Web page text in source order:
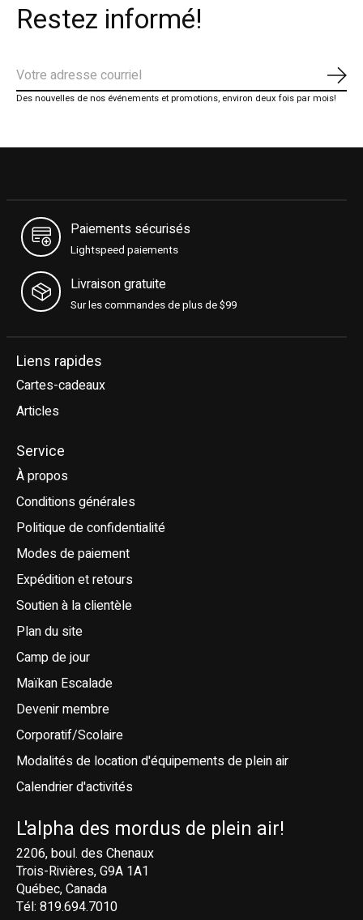
Restez informé!
Des nouvelles de nos événements et promotions, environ deux fois par mois!
Paiements sécurisés
Lightspeed paiements
Livraison gratuite
Sur les commandes de plus de $99
Liens rapides
Cartes-cadeaux
Articles
Service
À propos
Conditions générales
Politique de confidentialité
Modes de paiement
Expédition et retours
Soutien à la clientèle
Plan du site
Camp de jour
Maïkan Escalade
Devenir membre
Corporatif/Scolaire
Modalités de location d'équipements de plein air
Calendrier d'activités
L'alpha des mordus de plein air!
2206, boul. des Chenaux
Trois-Rivières, G9A 1A1
Québec, Canada
Tél: 819.694.7010